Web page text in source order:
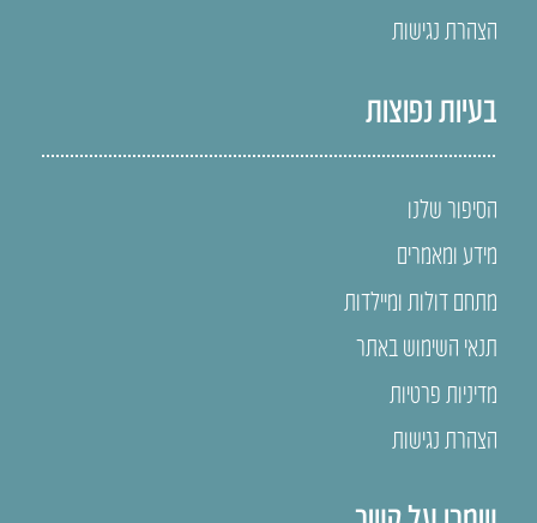
הצהרת נגישות
בעיות נפוצות
הסיפור שלנו
מידע ומאמרים
מתחם דולות ומיילדות
תנאי השימוש באתר
מדיניות פרטיות
הצהרת נגישות